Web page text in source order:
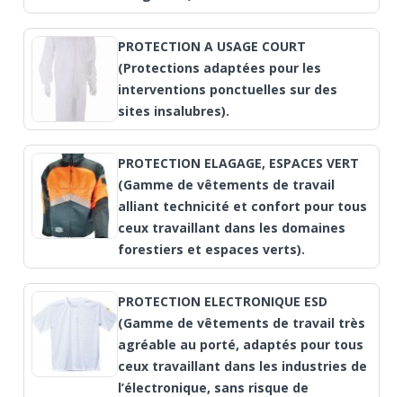
PROTECTION A USAGE COURT
(Protections adaptées pour les
interventions ponctuelles sur des
sites insalubres).
PROTECTION ELAGAGE, ESPACES VERT
(Gamme de vêtements de travail
alliant technicité et confort pour tous
ceux travaillant dans les domaines
forestiers et espaces verts).
PROTECTION ELECTRONIQUE ESD
(Gamme de vêtements de travail très
agréable au porté, adaptés pour tous
ceux travaillant dans les industries de
l’électronique, sans risque de